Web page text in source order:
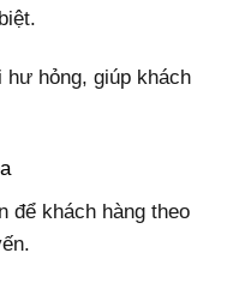
hư hỏng, giúp khách
để khách hàng theo